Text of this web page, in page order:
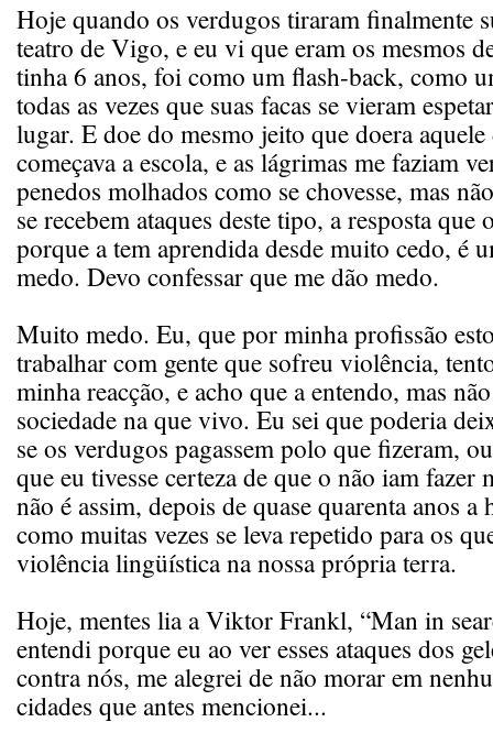
Hoje quando os verdugos tiraram finalmente
teatro de Vigo, e eu vi que eram os mesmos
tinha 6 anos, foi como um flash-back, como
todas as vezes que suas facas se vieram
lugar. E doe do mesmo jeito que doera
começava a escola, e as lágrimas me faziam
penedos molhados como se chovesse, mas
se recebem ataques deste tipo, a resposta que
porque a tem aprendida desde muito cedo, é
medo. Devo confessar que me dão medo.
Muito medo. Eu, que por minha profissão
trabalhar com gente que sofreu violência,
minha reacção, e acho que a entendo, mas
sociedade na que vivo. Eu sei que poderia
se os verdugos pagassem polo que fizeram,
que eu tivesse certeza de que o não iam fazer
não é assim, depois de quase quarenta anos a
como muitas vezes se leva repetido para os
violência lingüística na nossa própria terra.
Hoje, mentes lia a Viktor Frankl, “Man in
entendi porque eu ao ver esses ataques dos
contra nós, me alegrei de não morar em
cidades que antes mencionei...